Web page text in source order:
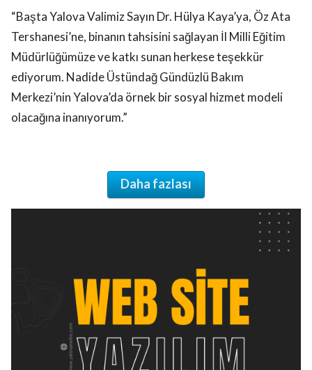
“Başta Yalova Valimiz Sayın Dr. Hülya Kaya’ya, Öz Ata
Tershanesi’ne, binanın tahsisini sağlayan İl Milli Eğitim
Müdürlüğümüze ve katkı sunan herkese teşekkür
ediyorum. Nadide Üstündağ Gündüzlü Bakım
Merkezi’nin Yalova’da örnek bir sosyal hizmet modeli
olacağına inanıyorum.”
Daha fazlası